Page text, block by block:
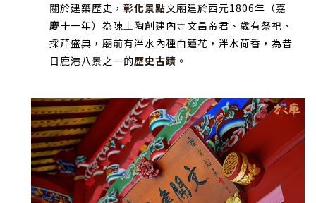
關於建築歷史， 彰化景點文廟建於西元1806年（嘉
慶十一年）為陳土陶創建內寺文昌帝君、歲有祭祀、
採芹盛典，廟前有泮水內種白蓮花，泮水荷香，為昔
日鹿港八景之一的歷史古蹟 。